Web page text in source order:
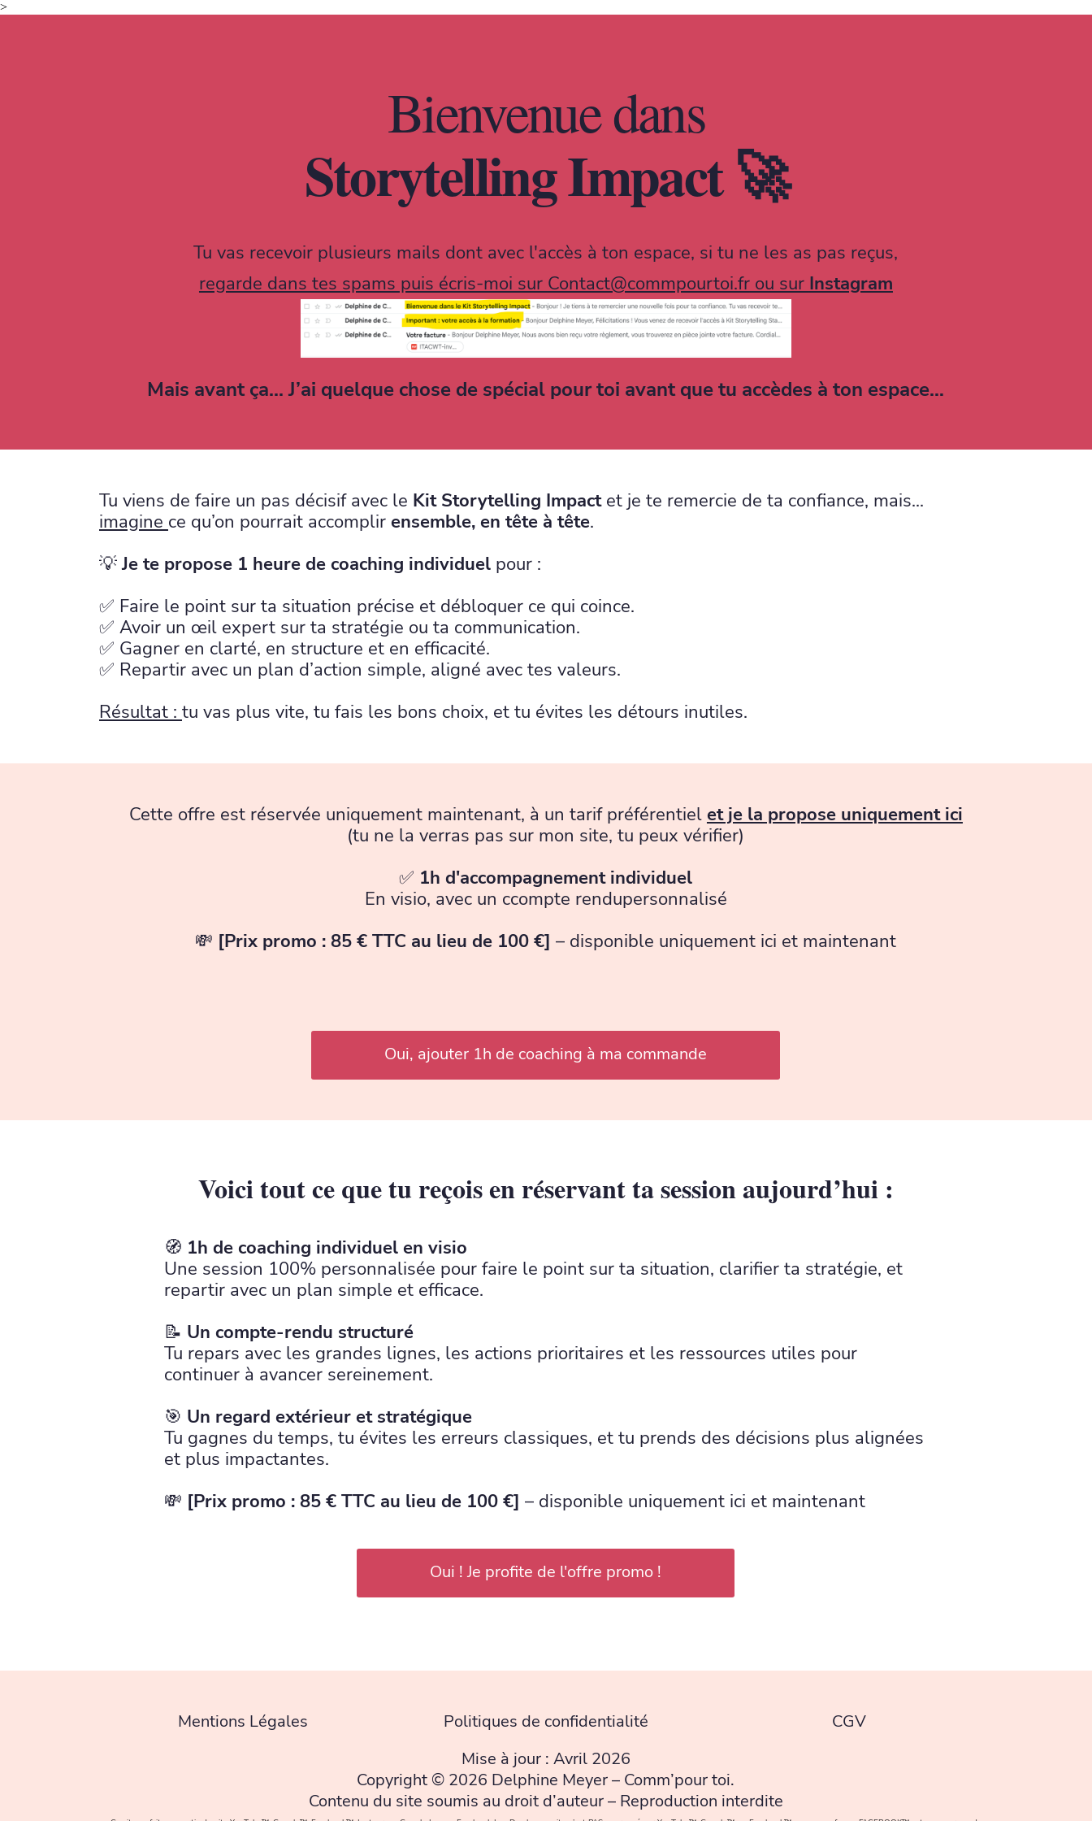
>
Bienvenue dans
Storytelling Impact 🚀
Tu vas recevoir plusieurs mails dont avec l'accès à ton espace, si tu ne les as pas reçus,
regarde dans tes spams puis écris-moi sur Contact@commpourtoi.frou sur Instagram
Mais avant ça... J’ai quelque chose de spécial pour toi avant que tu accèdes à ton espace…
Tu viens de faire un pas décisif avec le Kit Storytelling Impact et je te remercie de ta confiance, mais...
imagine ce qu’on pourrait accomplir ensemble, en tête à tête.
💡Je te propose 1 heure de coaching individuel pour :
✅ Faire le point sur ta situation précise et débloquer ce qui coince.
✅ Avoir un œil expert sur ta stratégie ou ta communication.
✅ Gagner en clarté, en structure et en efficacité.
✅ Repartir avec un plan d’action simple, aligné avec tes valeurs.
Résultat : tu vas plus vite, tu fais les bons choix, et tu évites les détours inutiles.
Cette offre est réservée uniquement maintenant, à un tarif préférentiel et je la propose uniquement ici
(tu ne la verras pas sur mon site, tu peux vérifier)
✅ 1h d'accompagnement individuel
En visio, avec un ccompte rendupersonnalisé
💸 [Prix promo : 85 € TTC au lieu de 100 €] – disponible uniquement ici et maintenant
Oui, ajouter 1h de coaching à ma commande
Voici tout ce que tu reçois en réservant ta session aujourd’hui :
🧭 1h de coaching individuel en visio
Une session 100% personnalisée pour faire le point sur ta situation, clarifier ta stratégie, et
repartir avec un plan simple et efficace.
📝 Un compte-rendu structuré
Tu repars avec les grandes lignes, les actions prioritaires et les ressources utiles pour
continuer à avancer sereinement.
🎯 Un regard extérieur et stratégique
Tu gagnes du temps, tu évites les erreurs classiques, et tu prends des décisions plus alignées
et plus impactantes.
💸 [Prix promo : 85 € TTC au lieu de 100 €] – disponible uniquement ici et maintenant
Oui ! Je profite de l'offre promo !
Mentions Légales Politiques de confidentialité
CGV
Mise à jour : Avril 2026
Copyright © 2026 Delphine Meyer – Comm’pour toi.
Contenu du site soumis au droit d’auteur – Reproduction interdite